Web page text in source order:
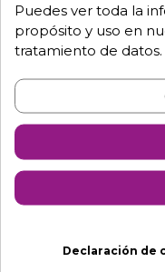
Formadora de masa
regular según
Puedes ver toda la
propósito y uso en
tratamiento de datos.
Declaración de